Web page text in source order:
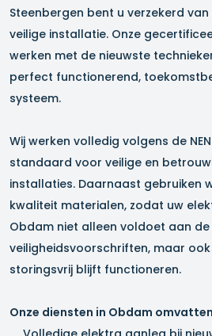
Steenbergen bent u verzekerd
veilige installatie. Onze
werken met de nieuwste
perfect functionerend,
systeem.
Wij werken volledig volgens de
standaard voor veilige en
installaties. Daarnaast gebruiken
kwaliteit materialen, zodat uw
Obdam niet alleen voldoet aan
veiligheidsvoorschriften, maar
storingsvrij blijft functioneren.
Onze diensten in Obdam